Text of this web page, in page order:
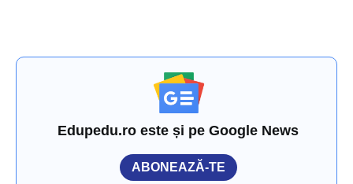
Edupedu.ro este și pe Google News
ABONEAZĂ-TE